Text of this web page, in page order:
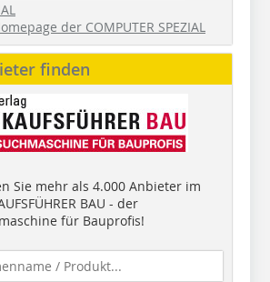
der COMPUTER SPEZIAL
finden
Sie mehr als 4.000 Anbieter im
BAU - der
für Bauprofis!